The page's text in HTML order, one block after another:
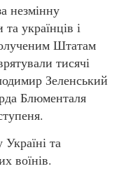
незмінну
українців і
Штатам
тисячі
Зеленський
Блюменталя
та
воїнів.